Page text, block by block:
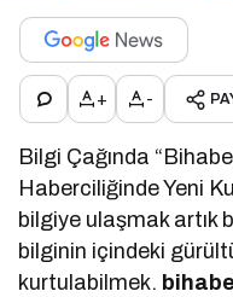
+ -
Bilgi Çağında
Haberciliğinde Yeni
bilgiye ulaşmak artık
bilginin içindeki
kurtulabilmek.